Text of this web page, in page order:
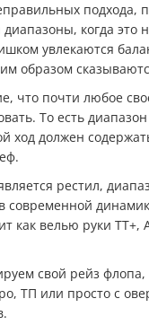
подхода,
когда это
увлекаются
образом
что почти любое
То есть
ход должен
рестил,
современной
как велью руки TT+,
свой рейз
ТП или просто с